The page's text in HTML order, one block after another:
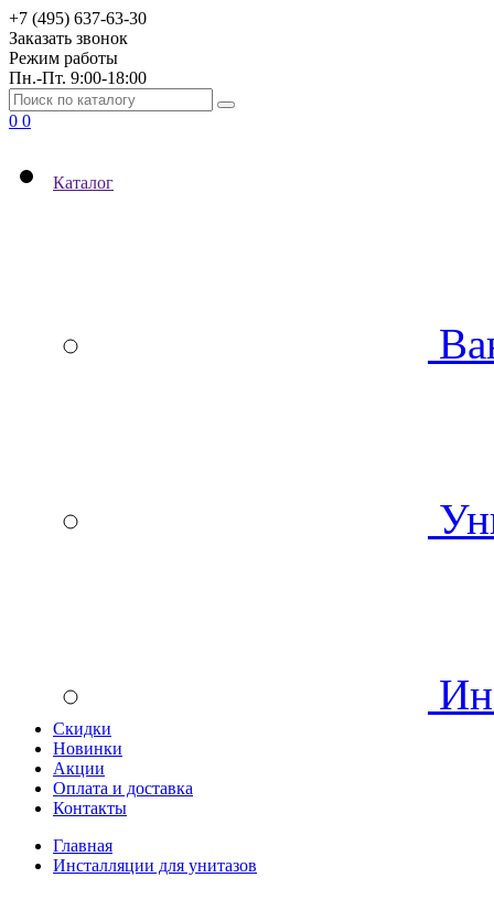
+7 (495) 637-63-30
Заказать звонок
Режим работы
Пн.-Пт. 9:00-18:00
0 0
Каталог
Скидки
Новинки
Акции
Оплата и доставка
Контакты
Главная
Инсталляции для унитазов